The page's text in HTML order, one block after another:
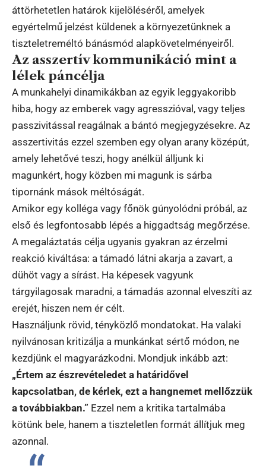
áttörhetetlen határok kijelöléséről, amelyek
egyértelmű jelzést küldenek a környezetünknek a
tiszteletreméltó bánásmód alapkövetelményeiről.
Az asszertív kommunikáció mint a
lélek páncélja
A munkahelyi dinamikákban az egyik leggyakoribb
hiba, hogy az emberek vagy agresszióval, vagy teljes
passzivitással reagálnak a bántó megjegyzésekre. Az
asszertivitás ezzel szemben egy olyan arany középút,
amely lehetővé teszi, hogy anélkül álljunk ki
magunkért, hogy közben mi magunk is sárba
tipornánk mások méltóságát.
Amikor egy kolléga vagy főnök gúnyolódni próbál, az
első és legfontosabb lépés a higgadtság megőrzése.
A megaláztatás célja ugyanis gyakran az érzelmi
reakció kiváltása: a támadó látni akarja a zavart, a
dühöt vagy a sírást. Ha képesek vagyunk
tárgyilagosak maradni, a támadás azonnal elveszíti az
erejét, hiszen nem ér célt.
Használjunk rövid, tényközlő mondatokat. Ha valaki
nyilvánosan kritizálja a munkánkat sértő módon, ne
kezdjünk el magyarázkodni. Mondjuk inkább azt:
„Értem az észrevételedet a határidővel
kapcsolatban, de kérlek, ezt a hangnemet mellőzzük
a továbbiakban.” Ezzel nem a kritika tartalmába
kötünk bele, hanem a tiszteletlen formát állítjuk meg
azonnal.